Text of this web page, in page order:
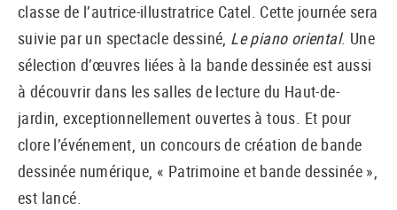
classe de l’autrice-illustratrice Catel. Cette journée sera
suivie par un spectacle dessiné, Le piano oriental. Une
sélection d’œuvres liées à la bande dessinée est aussi
à découvrir dans les salles de lecture du Haut-de-
jardin, exceptionnellement ouvertes à tous. Et pour
clore l’événement, un concours de création de bande
dessinée numérique, « Patrimoine et bande dessinée »,
est lancé.